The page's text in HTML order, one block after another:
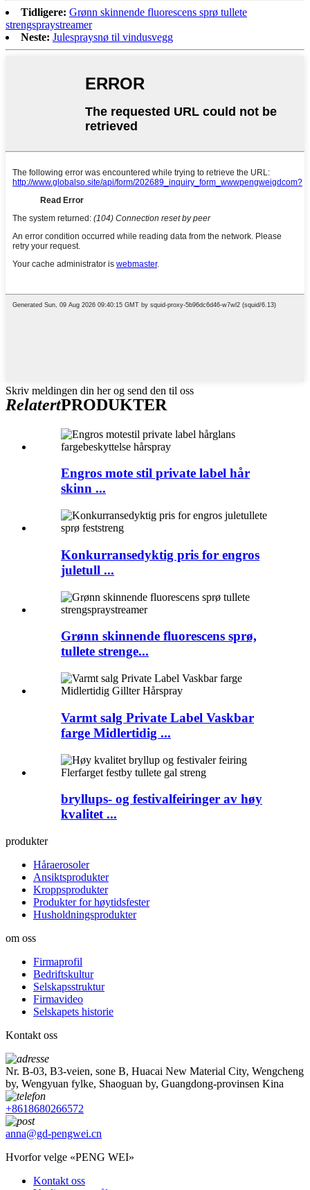
Tidligere: Grønn skinnende fluorescens sprø tullete
strengspraystreamer
Neste: Julespraysnø til vindusvegg
Skriv meldingen din her og send den til oss
RelatertPRODUKTER
Engros mote stil private label hår
skinn ...
Konkurransedyktig pris for engros
juletull ...
Grønn skinnende fluorescens sprø,
tullete strenge...
Varmt salg Private Label Vaskbar
farge Midlertidig ...
bryllups- og festivalfeiringer av høy
kvalitet ...
produkter
Håraerosoler
Ansiktsprodukter
Kroppsprodukter
Produkter for høytidsfester
Husholdningsprodukter
om oss
Firmaprofil
Bedriftskultur
Selskapsstruktur
Firmavideo
Selskapets historie
Kontakt oss
Nr. B-03, B3-veien, sone B, Huacai New Material City, Wengcheng
by, Wengyuan fylke, Shaoguan by, Guangdong-provinsen Kina
+8618680266572
anna@gd-pengwei.cn
Hvorfor velge «PENG WEI»
Kontakt oss